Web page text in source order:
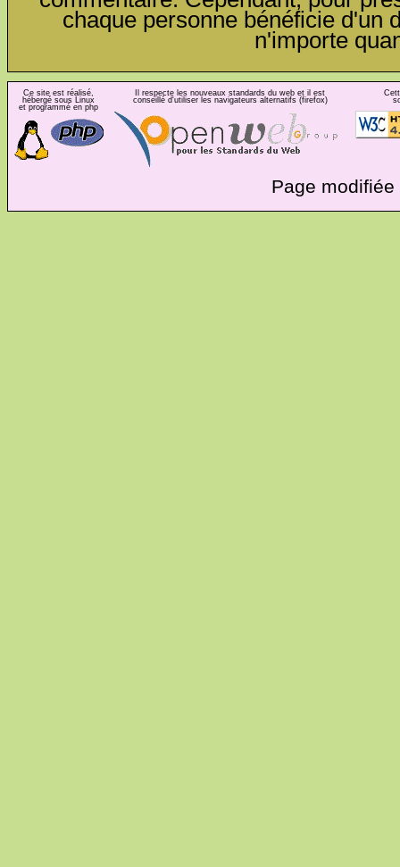
chaque personne bénéficie d'un
n'importe
Ce site est réalisé,
hébergé sous Linux
et programmé en php
Il respecte les nouveaux standards du web et il est
conseillé d'utiliser les navigateurs alternatifs (firefox)
Page